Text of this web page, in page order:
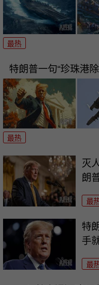
最热
特朗普一句“珍珠港
最热
灭
朗
最
特
手
最